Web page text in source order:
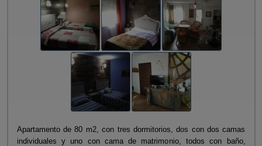
Apartamento de 80 m2, con tres dormitorios, dos con dos camas
individuales y uno con cama de matrimonio, todos con baño,